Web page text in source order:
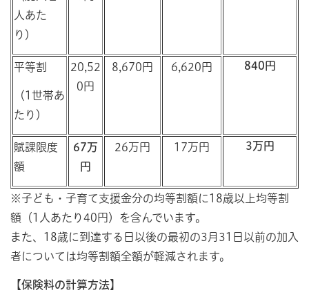
人あた
り）
平等割
（1世帯あ
たり）
20,52
0円
8,670円 6,620円 840円
賦課限度
額
67万
円
26万円 17万円 3万円
※子ども・子育て支援金分の均等割額に18歳以上均等割
額（1人あたり40円）を含んでいます。
また、18歳に到達する日以後の最初の3月31日以前の加入
者については均等割額全額が軽減されます。
【保険料の計算方法】